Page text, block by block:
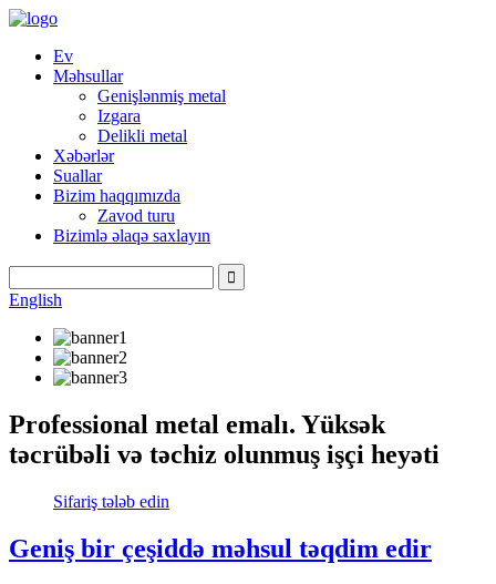
Ev
Məhsullar
Genişlənmiş metal
Izgara
Delikli metal
Xəbərlər
Suallar
Bizim haqqımızda
Zavod turu
Bizimlə əlaqə saxlayın
English
Professional metal emalı. Yüksək
təcrübəli və təchiz olunmuş işçi heyəti
Sifariş tələb edin
Geniş bir çeşiddə məhsul təqdim edir